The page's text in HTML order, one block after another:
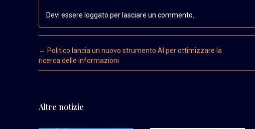
Devi essere loggato per lasciare un commento.
Post navigation
← Politico lancia un nuovo strumento AI per ottimizzare la
ricerca delle informazioni
Altre notizie